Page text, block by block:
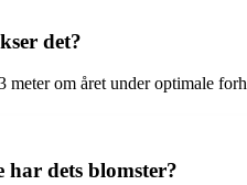
det?
om året under optimale
dets blomster?